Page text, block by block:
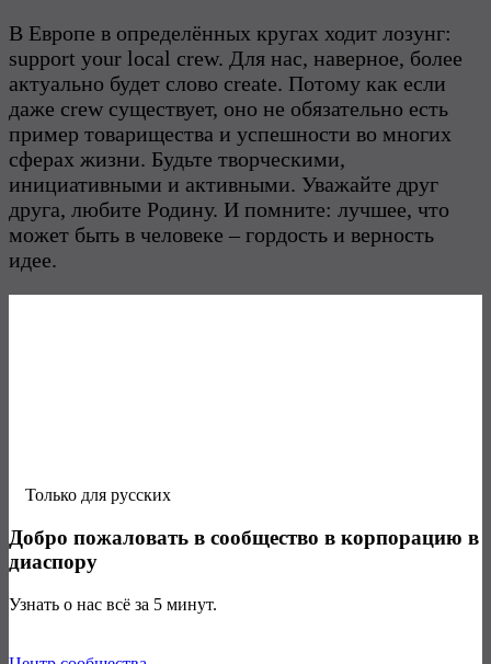
В Европе в определённых кругах ходит лозунг:
support your local crew. Для нас, наверное, более
актуально будет слово create. Потому как если
даже crew существует, оно не обязательно есть
пример товарищества и успешности во многих
сферах жизни. Будьте творческими,
инициативными и активными. Уважайте друг
друга, любите Родину. И помните: лучшее, что
может быть в человеке – гордость и верность
идее.
Только для русских
Добро пожаловать в сообщество в корпорацию в
диаспору
Узнать о нас всё за 5 минут.